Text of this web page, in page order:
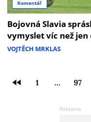
Komentář
Bojovná Slavia
vymyslet víc než
VOJTĚCH MRKLAS
1 … 97